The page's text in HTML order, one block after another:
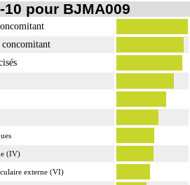
pour BJMA009
concomitant
(IV)
externe (VI)